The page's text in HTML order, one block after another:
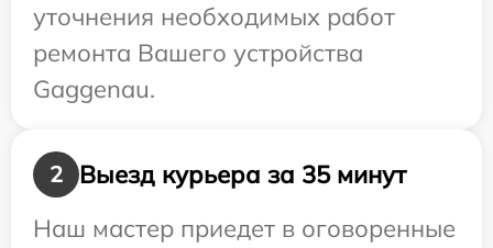
уточнения необходимых работ
ремонта Вашего устройства
Gaggenau.
2
Выезд курьера за 35 минут
Наш мастер приедет в оговоренные